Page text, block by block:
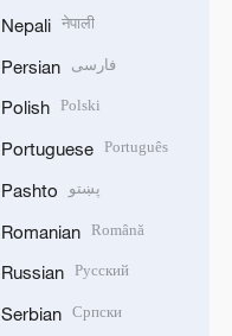
Nepali नेपाली
Persian فارسی
Polish Polski
Portuguese Português
Pashto پښتو
Romanian Română
Russian Русский
Serbian Српски